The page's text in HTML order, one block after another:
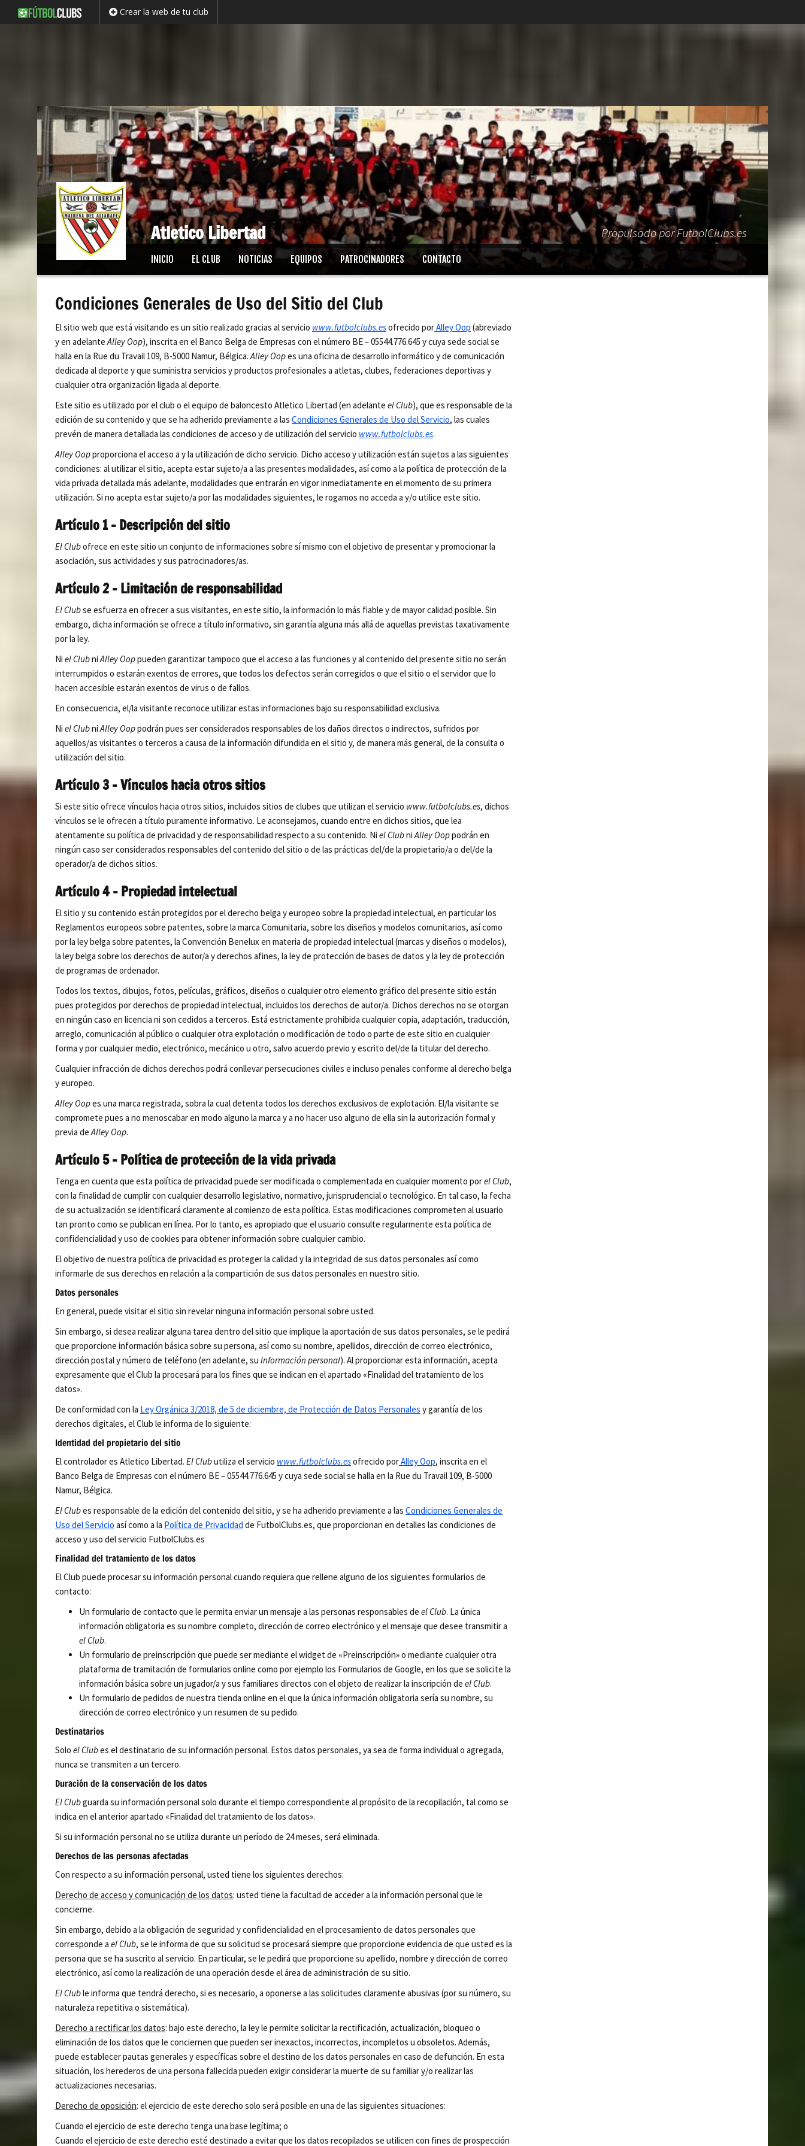
Crear la web de tu club
Atletico Libertad Propulsado por FutbolClubs.es
contenido
INICIO EL CLUB NOTICIAS EQUIPOS PATROCINADORES CONTACTO
Condiciones Generales de Uso del Sitio del Club
El sitio web que está visitando es un sitio realizado gracias al servicio www.futbolclubs.esofrecido porAlley Oop (abreviado
y en adelanteAlley Oop), inscrita en el Banco Belga de Empresas con el número BE – 05544.776.645 y cuya sede social se
halla en la Rue du Travail 109, B-5000 Namur, Bélgica.Alley Oopes una oficina de desarrollo informático y de comunicación
dedicada al deporte y que suministra servicios y productos profesionales a atletas, clubes, federaciones deportivas y
cualquier otra organización ligada al deporte.
Este sitio es utilizado por el club o el equipo de baloncesto Atletico Libertad (en adelante el Club), que es responsable de la
edición de su contenido y que se ha adherido previamente a las Condiciones Generales de Uso del Servicio, las cuales
prevén de manera detallada las condiciones de acceso y de utilización del servicio www.futbolclubs.es.
Alley Oopproporciona el acceso a y la utilización de dicho servicio. Dicho acceso y utilización están sujetos a las siguientes
condiciones: al utilizar el sitio, acepta estar sujeto/a a las presentes modalidades, así como a la política de protección de la
vida privada detallada más adelante, modalidades que entrarán en vigor inmediatamente en el momento de su primera
utilización. Si no acepta estar sujeto/a por las modalidades siguientes, le rogamos no acceda a y/o utilice este sitio.
Artículo 1 – Descripción del sitio
El Clubofrece en este sitio un conjunto de informaciones sobre sí mismo con el objetivo de presentar y promocionar la
asociación, sus actividades y sus patrocinadores/as.
Artículo 2 – Limitación de responsabilidad
El Clubse esfuerza en ofrecer a sus visitantes, en este sitio, la información lo más fiable y de mayor calidad posible. Sin
embargo, dicha información se ofrece a título informativo, sin garantía alguna más allá de aquellas previstas taxativamente
por la ley.
Ni el ClubniAlley Ooppueden garantizar tampoco que el acceso a las funciones y al contenido del presente sitio no serán
interrumpidos o estarán exentos de errores, que todos los defectos serán corregidos o que el sitio o el servidor que lo
hacen accesible estarán exentos de virus o de fallos.
En consecuencia, el/la visitante reconoce utilizar estas informaciones bajo su responsabilidad exclusiva.
Ni el ClubniAlley Ooppodrán pues ser considerados responsables de los daños directos o indirectos, sufridos por
aquellos/as visitantes o terceros a causa de la información difundida en el sitio y, de manera más general, de la consulta o
utilización del sitio.
Artículo 3 – Vínculos hacia otros sitios
Si este sitio ofrece vínculos hacia otros sitios, incluidos sitios de clubes que utilizan el servicio www.futbolclubs.es, dichos
vínculos se le ofrecen a título puramente informativo. Le aconsejamos, cuando entre en dichos sitios, que lea
atentamente su política de privacidad y de responsabilidad respecto a su contenido. Ni el ClubniAlley Ooppodrán en
ningún caso ser considerados responsables del contenido del sitio o de las prácticas del/de la propietario/a o del/de la
operador/a de dichos sitios.
Artículo 4 – Propiedad intelectual
El sitio y su contenido están protegidos por el derecho belga y europeo sobre la propiedad intelectual, en particular los
Reglamentos europeos sobre patentes, sobre la marca Comunitaria, sobre los diseños y modelos comunitarios, así como
por la ley belga sobre patentes, la Convención Benelux en materia de propiedad intelectual (marcas y diseños o modelos),
la ley belga sobre los derechos de autor/a y derechos afines, la ley de protección de bases de datos y la ley de protección
de programas de ordenador.
Todos los textos, dibujos, fotos, películas, gráficos, diseños o cualquier otro elemento gráfico del presente sitio están
pues protegidos por derechos de propiedad intelectual, incluidos los derechos de autor/a. Dichos derechos no se otorgan
en ningún caso en licencia ni son cedidos a terceros. Está estrictamente prohibida cualquier copia, adaptación, traducción,
arreglo, comunicación al público o cualquier otra explotación o modificación de todo o parte de este sitio en cualquier
forma y por cualquier medio, electrónico, mecánico u otro, salvo acuerdo previo y escrito del/de la titular del derecho.
Cualquier infracción de dichos derechos podrá conllevar persecuciones civiles e incluso penales conforme al derecho belga
y europeo.
Alley Oopes una marca registrada, sobra la cual detenta todos los derechos exclusivos de explotación. El/la visitante se
compromete pues a no menoscabar en modo alguno la marca y a no hacer uso alguno de ella sin la autorización formal y
previa deAlley Oop.
Artículo 5 – Política de protección de la vida privada
Tenga en cuenta que esta política de privacidad puede ser modificada o complementada en cualquier momento porel Club,
con la finalidad de cumplir con cualquier desarrollo legislativo, normativo, jurisprudencial o tecnológico. En tal caso, la fecha
de su actualización se identificará claramente al comienzo de esta política. Estas modificaciones comprometen al usuario
tan pronto como se publican en línea. Por lo tanto, es apropiado que el usuario consulte regularmente esta política de
confidencialidad y uso de cookies para obtener información sobre cualquier cambio.
El objetivo de nuestra política de privacidad es proteger la calidad y la integridad de sus datos personales así como
informarle de sus derechos en relación a la compartición de sus datos personales en nuestro sitio.
Datos personales
En general, puede visitar el sitio sin revelar ninguna información personal sobre usted.
Sin embargo, si desea realizar alguna tarea dentro del sitio que implique la aportación de sus datos personales, se le pedirá
que proporcione información básica sobre su persona, así como su nombre, apellidos, dirección de correo electrónico,
dirección postal y número de teléfono (en adelante, su Información personal). Al proporcionar esta información, acepta
expresamente que el Club la procesará para los fines que se indican en el apartado «Finalidad del tratamiento de los
datos».
De conformidad con la Ley Orgánica 3/2018, de 5 de diciembre, de Protección de Datos Personales y garantía de los
derechos digitales, el Club le informa de lo siguiente:
Identidad del propietario del sitio
El controlador es Atletico Libertad. El Clubutiliza el servicio www.futbolclubs.esofrecido porAlley Oop, inscrita en el
Banco Belga de Empresas con el número BE – 05544.776.645 y cuya sede social se halla en la Rue du Travail 109, B-5000
Namur, Bélgica.
El Clubes responsable de la edición del contenido del sitio, y se ha adherido previamente a las Condiciones Generales de
Uso del Servicio así como a la Política de Privacidad de FutbolClubs.es, que proporcionan en detalles las condiciones de
acceso y uso del servicio FutbolClubs.es
Finalidad del tratamiento de los datos
El Club puede procesar su información personal cuando requiera que rellene alguno de los siguientes formularios de
contacto:
Un formulario de contacto que le permita enviar un mensaje a las personas responsables de el Club. La única
información obligatoria es su nombre completo, dirección de correo electrónico y el mensaje que desee transmitir a
el Club.
Un formulario de preinscripción que puede ser mediante el widget de «Preinscripción» o mediante cualquier otra
plataforma de tramitación de formularios online como por ejemplo los Formularios de Google, en los que se solicite la
información básica sobre un jugador/a y sus familiares directos con el objeto de realizar la inscripción de el Club.
Un formulario de pedidos de nuestra tienda online en el que la única información obligatoria sería su nombre, su
dirección de correo electrónico y un resumen de su pedido.
Destinatarios
Solo el Clubes el destinatario de su información personal. Estos datos personales, ya sea de forma individual o agregada,
nunca se transmiten a un tercero.
Duración de la conservación de los datos
El Clubguarda su información personal solo durante el tiempo correspondiente al propósito de la recopilación, tal como se
indica en el anterior apartado «Finalidad del tratamiento de los datos».
Si su información personal no se utiliza durante un período de 24 meses, será eliminada.
Derechos de las personas afectadas
Con respecto a su información personal, usted tiene los siguientes derechos:
Derecho de acceso y comunicación de los datos: usted tiene la facultad de acceder a la información personal que le
concierne.
Sin embargo, debido a la obligación de seguridad y confidencialidad en el procesamiento de datos personales que
corresponde a el Club, se le informa de que su solicitud se procesará siempre que proporcione evidencia de que usted es la
persona que se ha suscrito al servicio. En particular, se le pedirá que proporcione su apellido, nombre y dirección de correo
electrónico, así como la realización de una operación desde el área de administración de su sitio.
El Cluble informa que tendrá derecho, si es necesario, a oponerse a las solicitudes claramente abusivas (por su número, su
naturaleza repetitiva o sistemática).
Derecho a rectificar los datos: bajo este derecho, la ley le permite solicitar la rectificación, actualización, bloqueo o
eliminación de los datos que le conciernen que pueden ser inexactos, incorrectos, incompletos u obsoletos. Además,
puede establecer pautas generales y específicas sobre el destino de los datos personales en caso de defunción. En esta
situación, los herederos de una persona fallecida pueden exigir considerar la muerte de su familiar y/o realizar las
actualizaciones necesarias.
Derecho de oposición: el ejercicio de este derecho solo será posible en una de las siguientes situaciones:
Cuando el ejercicio de este derecho tenga una base legítima; o
Cuando el ejercicio de este derecho esté destinado a evitar que los datos recopilados se utilicen con fines de prospección